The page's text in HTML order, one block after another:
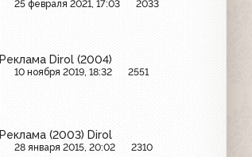
25 февраля 2021, 17:03 2033
Реклама Dirol (2004)
10 ноября 2019, 18:32 2551
Реклама (2003) Dirol
28 января 2015, 20:02 2310